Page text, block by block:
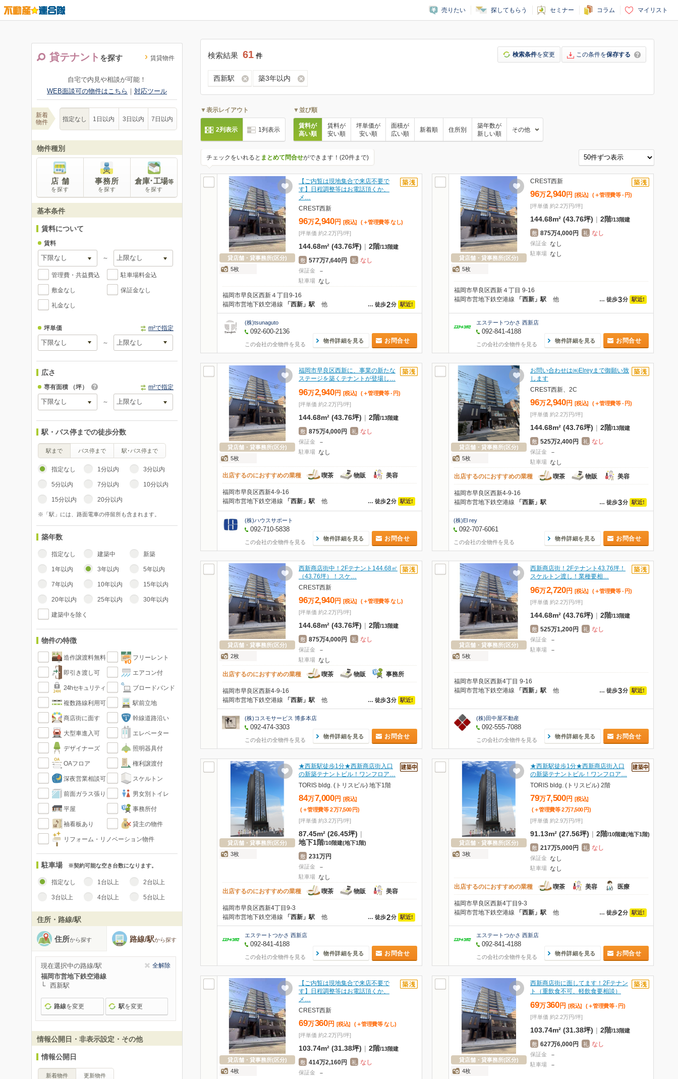
売りたい 探してもらう セミナー コラム マイリスト
貸テナント を探す 賃貸物件
自宅で内見や相談が可能！
WEB面談可の物件はこちら ｜ 対応ツール
新着
物件
指定なし 1日以内 3日以内 7日以内
物件種別
店 舗
を探す
事務所
を探す
倉庫･工場等
を探す
基本条件
賃料について
賃料
～
管理費・共益費込 駐車場料金込
敷金なし 保証金なし
礼金なし
坪単価 m²で指定
～
広さ
専有面積 （坪） m²で指定
～
駅・バス停までの徒歩分数
駅まで バス停まで 駅･バス停まで
指定なし 1分以内 3分以内
5分以内 7分以内 10分以内
15分以内 20分以内
※「駅」には、路面電車の停留所も含まれます。
築年数
指定なし 建築中 新築
1年以内 3年以内 5年以内
7年以内 10年以内 15年以内
20年以内 25年以内 30年以内
建築中を除く
物件の特徴
造作譲渡料無料 フリーレント
即引き渡し可 エアコン付
24hセキュリティ ブロードバンド
複数路線利用可 駅前立地
商店街に面す 幹線道路沿い
大型車進入可 エレベーター
デザイナーズ 照明器具付
OAフロア 権利譲渡付
深夜営業相談可 スケルトン
前面ガラス張り 男女別トイレ
平屋 事務所付
袖看板あり 貸主の物件
リフォーム・リノベーション物件
駐車場 ※契約可能な空き台数になります。
指定なし 1台以上 2台以上
3台以上 4台以上 5台以上
住所・路線/駅
住所から探す 路線/駅から探す
現在選択中の路線/駅 全解除
福岡市営地下鉄空港線
西新駅
路線を変更 駅を変更
情報公開日・非表示設定・その他
情報公開日
新着物件 更新物件
検索結果 61 件 検索条件を変更 この条件を保存する
西新駅 築3年以内
▼表示レイアウト
2列表示 1列表示
▼並び順
賃料が
高い順
賃料が
安い順
坪単価が
安い順
面積が
広い順
新着順 住所別
築年数が
新しい順
その他
チェックをいれると まとめて問合せができます！(20件まで)
貸店舗・貸事務所(区分)
5枚
【ご内覧は現地集合で来店不要で
す】日程調整等はお電話頂くか、
メ…
CREST西新
96万2,940 円 [税込] (＋管理費等 なし)
[坪単価 約2.2万円/坪]
144.68m² (43.76坪) | 2階/13階建
敷 577万7,640円 礼 なし
保証金 －
駐車場 なし
福岡市早良区西新４丁目9-16
… 徒歩2分 駅近!
福岡市営地下鉄空港線 「西新」駅 他
(株)tsunaguto
092-600-2136
この会社の全物件を見る
物件詳細を見る お問合せ
貸店舗・貸事務所(区分)
5枚
CREST西新
96万2,940 円 [税込] (＋管理費等 - 円)
[坪単価 約2.2万円/坪]
144.68m² (43.76坪) | 2階/13階建
敷 875万4,000円 礼 なし
保証金 なし
駐車場 なし
福岡市早良区西新４丁目 9-16
… 徒歩3分 駅近!
福岡市営地下鉄空港線 「西新」駅 他
エステートつかさ 西新店
092-841-4188
この会社の全物件を見る
物件詳細を見る お問合せ
貸店舗・貸事務所(区分)
5枚
福岡市早良区西新に、事業の新たな
ステージを築くテナントが登場し…
96万2,940 円 [税込] (＋管理費等 - 円)
[坪単価 約2.2万円/坪]
144.68m² (43.76坪) | 2階/13階建
敷 875万4,000円 礼 なし
保証金 －
駐車場 なし
出店するのにおすすめの業種 喫茶 物販 美容
福岡市早良区西新4-9-16
… 徒歩2分 駅近!
福岡市営地下鉄空港線 「西新」駅 他
(株)ハウスサポート
092-710-5838
この会社の全物件を見る
物件詳細を見る お問合せ
貸店舗・貸事務所(区分)
5枚
お問い合わせは㈱Elreyまで御願い致
します
CREST西新、2C
96万2,940 円 [税込] (＋管理費等 - 円)
[坪単価 約2.2万円/坪]
144.68m² (43.76坪) | 2階/13階建
敷 525万2,400円 礼 なし
保証金 －
駐車場 なし
出店するのにおすすめの業種
喫茶 物販 美容
福岡市早良区西新4-9-16
… 徒歩3分 駅近!
福岡市営地下鉄空港線 「西新」駅
(株)El rey
092-707-6061
この会社の全物件を見る
物件詳細を見る お問合せ
貸店舗・貸事務所(区分)
2枚
西新商店街中！2Fテナント144.68㎡
（43.76坪）！スケ…
CREST西新
96万2,940 円 [税込] (＋管理費等 なし)
[坪単価 約2.2万円/坪]
144.68m² (43.76坪) | 2階/13階建
敷 875万4,000円 礼 なし
保証金 －
駐車場 なし
出店するのにおすすめの業種
喫茶 物販 事務所
福岡市早良区西新4-9-16
… 徒歩3分 駅近!
福岡市営地下鉄空港線 「西新」駅 他
(株)コスモサービス 博多本店
092-474-3303
この会社の全物件を見る
物件詳細を見る お問合せ
貸店舗・貸事務所(区分)
5枚
西新商店街！2Fテナント43.76坪！
スケルトン渡し！業種要相…
96万2,720 円 [税込] (＋管理費等 - 円)
[坪単価 約2.2万円/坪]
144.68m² (43.76坪) | 2階/13階建
敷 525万1,200円 礼 なし
保証金 －
駐車場 －
福岡市早良区西新4丁目 9-16
… 徒歩3分 駅近!
福岡市営地下鉄空港線 「西新」駅 他
(株)田中屋不動産
092-555-7088
この会社の全物件を見る
物件詳細を見る お問合せ
貸店舗・貸事務所(区分)
3枚
★西新駅徒歩1分★西新商店街入口
の新築テナントビル！ワンフロア…
TORIS bldg. (トリスビル) 地下1階
84万7,000 円
[税込]
(＋管理費等 2万7,500 円)
[坪単価 約3.2万円/坪]
87.45m² (26.45坪) |
地下1階/10階建(地下1階)
敷 231万円
保証金 －
駐車場 なし
出店するのにおすすめの業種
喫茶 物販 美容
福岡市早良区西新4丁目9-3
… 徒歩2分 駅近!
福岡市営地下鉄空港線 「西新」駅 他
エステートつかさ 西新店
092-841-4188
この会社の全物件を見る
物件詳細を見る お問合せ
貸店舗・貸事務所(区分)
3枚
★西新駅徒歩1分★西新商店街入口
の新築テナントビル！ワンフロア…
TORIS bldg. (トリスビル) 2階
79万7,500 円
[税込]
(＋管理費等 2万7,500 円)
[坪単価 約2.9万円/坪]
91.13m² (27.56坪) | 2階/10階建(地下1階)
敷 217万5,000円 礼 なし
保証金 なし
駐車場 なし
出店するのにおすすめの業種 喫茶 美容 医療
福岡市早良区西新4丁目9-3
… 徒歩2分 駅近!
福岡市営地下鉄空港線 「西新」駅 他
エステートつかさ 西新店
092-841-4188
この会社の全物件を見る
物件詳細を見る お問合せ
貸店舗・貸事務所(区分)
4枚
【ご内覧は現地集合で来店不要で
す】日程調整等はお電話頂くか、
メ…
CREST西新
69万360 円 [税込] (＋管理費等 なし)
[坪単価 約2.2万円/坪]
103.74m² (31.38坪) | 2階/13階建
敷 414万2,160円 礼 なし
保証金 －
貸店舗・貸事務所(区分)
4枚
西新商店街に面してます！2Fテナン
ト（重飲食不可、軽飲食要相談）
69万360 円 [税込] (＋管理費等 - 円)
[坪単価 約2.2万円/坪]
103.74m² (31.38坪) | 2階/13階建
敷 627万6,000円 礼 なし
保証金 －
駐車場 －